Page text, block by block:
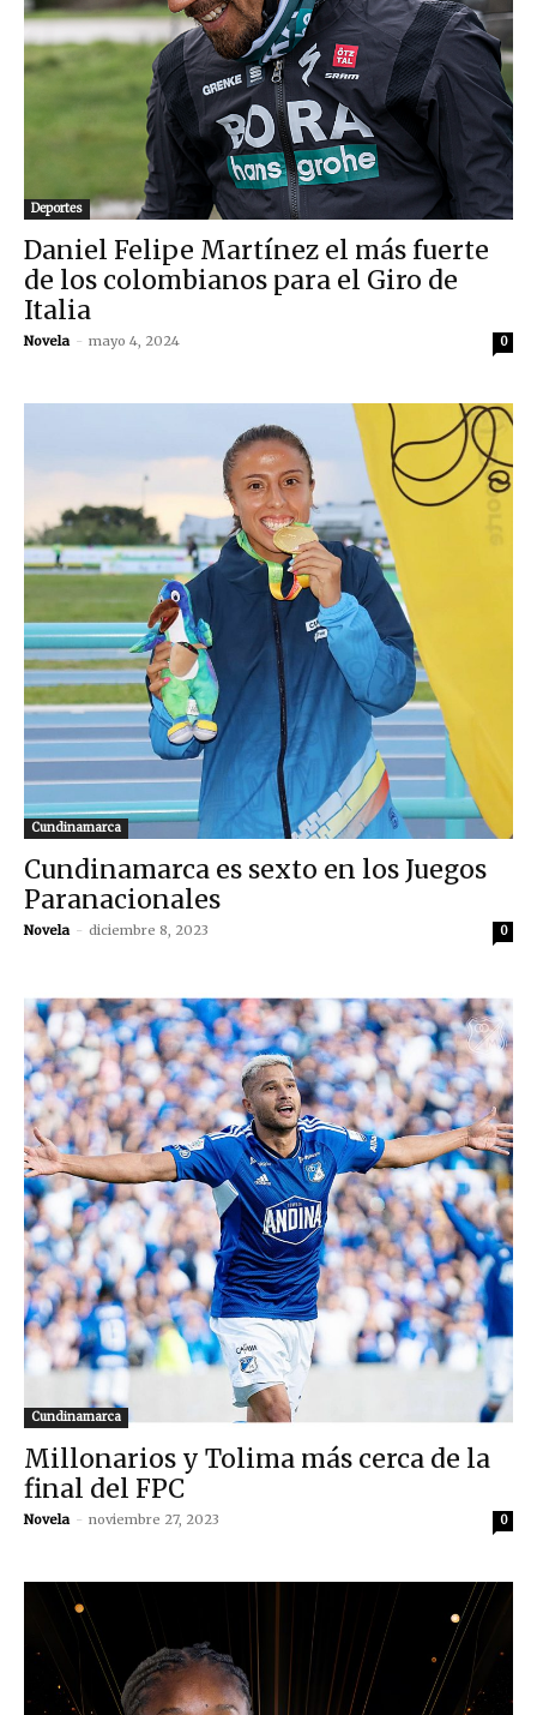
Deportes
Daniel Felipe Martínez el más fuerte
de los colombianos para el Giro de
Italia
Novela - mayo 4, 2024 0
Cundinamarca
Cundinamarca es sexto en los Juegos
Paranacionales
Novela - diciembre 8, 2023 0
Cundinamarca
Millonarios y Tolima más cerca de la
final del FPC
Novela - noviembre 27, 2023 0